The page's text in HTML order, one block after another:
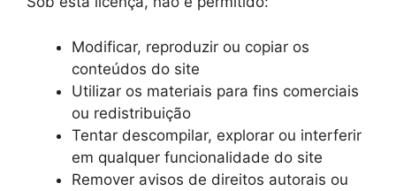
Modificar, reproduzir ou copiar os
conteúdos do site
Utilizar os materiais para fins comerciais
ou redistribuição
Tentar descompilar, explorar ou interferir
em qualquer funcionalidade do site
Remover avisos de direitos autorais ou